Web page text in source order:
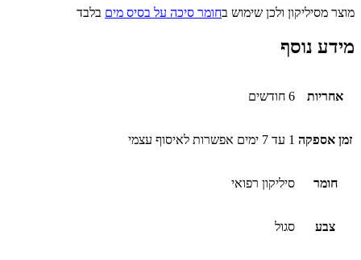
מוצר מסיליקון ולכן שימוש בחומר סיכה על בסיס מים בלבד
מידע נוסף
אחריות 6 חודשים
זמן אספקה 1 עד 7 ימים אפשרות לאיסוף עצמי
חומר סיליקון רפואי
צבע סגול